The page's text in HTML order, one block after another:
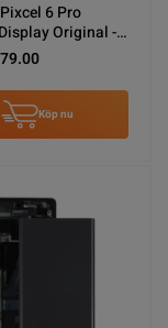
6 Pro
Original -
Köp nu